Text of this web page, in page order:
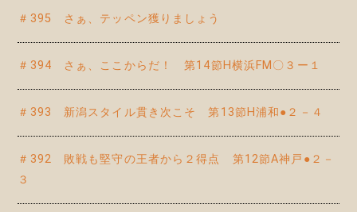
＃395 さぁ、テッペン獲りましょう
＃394 さぁ、ここからだ！ 第14節H横浜FM〇３ー１
＃393 新潟スタイル貫き次こそ 第13節H浦和●２－４
＃392 敗戦も堅守の王者から２得点 第12節A神戸●２－
３